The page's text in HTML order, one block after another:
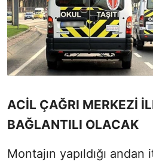
ACİL ÇAĞRI MERKEZİ
BAĞLANTILI OLACAK
Montajın yapıldığı